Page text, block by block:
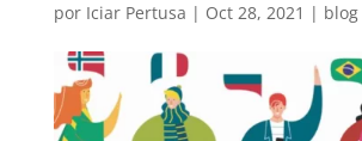
por Iciar Pertusa | Oct 28, 2021 | blog